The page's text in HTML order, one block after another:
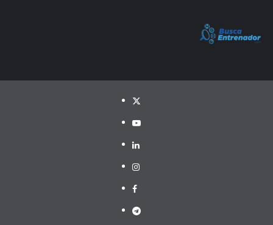
Twitter
YouTube
LinkedIn
Instagram
Facebook
Telegram